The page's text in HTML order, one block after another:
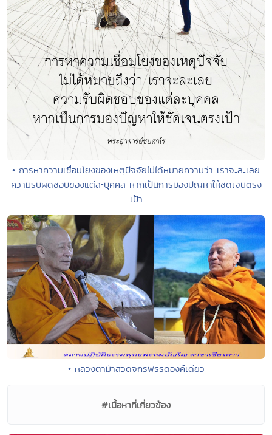
• การหาความเชื่อมโยงของเหตุปัจจัยไม่ได้หมายความว่า เราจะละเลย
ความรับผิดชอบของแต่ละบุคคล หากเป็นการมองปัญหาให้ชัดเจนตรง
เป้า
• หลวงตาม้าสวดจักรพรรดิองค์เดียว
#เนื้อหาที่เกี่ยวข้อง